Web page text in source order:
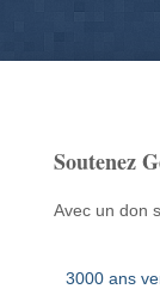
Soutenez
Avec un don
3000 ans